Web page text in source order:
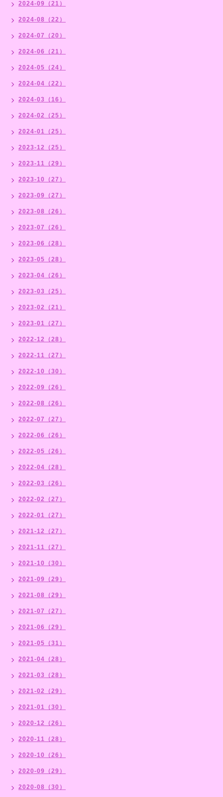
2024-09（21）
2024-08（22）
2024-07（20）
2024-06（21）
2024-05（24）
2024-04（22）
2024-03（16）
2024-02（25）
2024-01（25）
2023-12（25）
2023-11（29）
2023-10（27）
2023-09（27）
2023-08（26）
2023-07（26）
2023-06（28）
2023-05（28）
2023-04（26）
2023-03（25）
2023-02（21）
2023-01（27）
2022-12（28）
2022-11（27）
2022-10（30）
2022-09（26）
2022-08（26）
2022-07（27）
2022-06（26）
2022-05（26）
2022-04（28）
2022-03（26）
2022-02（27）
2022-01（27）
2021-12（27）
2021-11（27）
2021-10（30）
2021-09（29）
2021-08（29）
2021-07（27）
2021-06（29）
2021-05（31）
2021-04（28）
2021-03（28）
2021-02（29）
2021-01（30）
2020-12（26）
2020-11（28）
2020-10（26）
2020-09（29）
2020-08（30）